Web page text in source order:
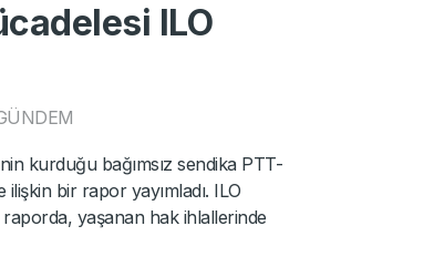
ILO
kurduğu bağımsız sendika PTT-
bir rapor yayımladı. ILO
yaşanan hak ihlallerinde